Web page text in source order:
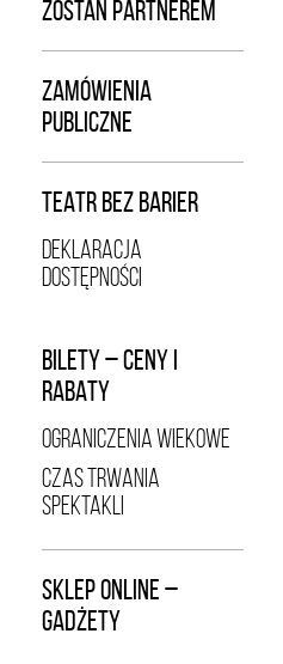
ZOSTAŃ PARTNEREM
ZAMÓWIENIA
PUBLICZNE
TEATR BEZ BARIER
DEKLARACJA
DOSTĘPNOŚCI
BILETY – CENY I
RABATY
OGRANICZENIA WIEKOWE
CZAS TRWANIA
SPEKTAKLI
SKLEP ONLINE –
GADŻETY